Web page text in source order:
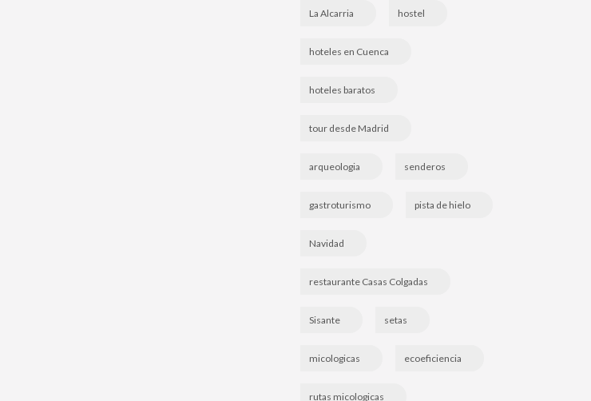
La Alcarria hostel
hoteles en Cuenca
hoteles baratos
tour desde Madrid
arqueologia senderos
gastroturismo pista de hielo
Navidad
restaurante Casas Colgadas
Sisante setas
micologicas ecoeficiencia
rutas micologicas